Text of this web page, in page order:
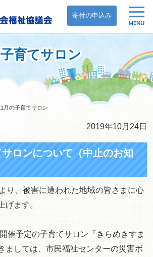
寄付の申込み
育てサロン
月の子育てサロン
2019年10月24日
ロンについて（中止のお知
り、被害に遭われた地域の皆さまに心
げます。
催予定の子育てサロン『きらめきすま
ましては、市民福祉センターの災害ボ